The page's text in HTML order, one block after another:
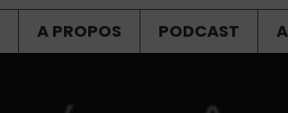
A PROPOS PODCAST